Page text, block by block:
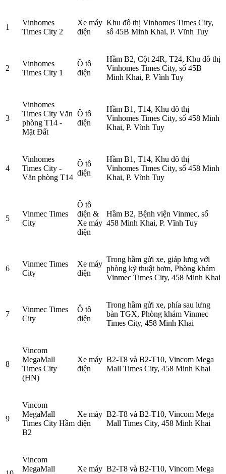
1
Vinhomes
Times City 2
Xe máy
điện
Khu đô thị Vinhomes Times City,
số 45B Minh Khai, P. Vĩnh Tuy
2
Vinhomes
Times City 1
Ô tô
điện
Hầm B2, Cột 24R, T24, Khu đô thị
Vinhomes Times City, số 45B
Minh Khai, P. Vĩnh Tuy
3
Vinhomes
Times City Văn
phòng T14 -
Mặt Đất
Ô tô
điện
Hầm B1, T14, Khu đô thị
Vinhomes Times City, số 458 Minh
Khai, P. Vĩnh Tuy
4
Vinhomes
Times City -
Văn phòng T14
Ô tô
điện
Hầm B1, T14, Khu đô thị
Vinhomes Times City, số 458 Minh
Khai, P. Vĩnh Tuy
5
Vinmec Times
City
Ô tô
điện &
Xe máy
điện
Hầm B2, Bệnh viện Vinmec, số
458 Minh Khai, P. Vĩnh Tuy
6
Vinmec Times
City
Xe máy
điện
Trong hầm gửi xe, giáp lưng với
phòng kỹ thuật bơm, Phòng khám
Vinmec Times City, 458 Minh Khai
7
Vinmec Times
City
Ô tô
điện
Trong hầm gửi xe, phía sau lưng
bàn TGX, Phòng khám Vinmec
Times City, 458 Minh Khai
8
Vincom
MegaMall
Times City
(HN)
Xe máy
điện
B2-T8 và B2-T10, Vincom Mega
Mall Times City, 458 Minh Khai
9
Vincom
MegaMall
Times City Hầm
B2
Xe máy
điện
B2-T8 và B2-T10, Vincom Mega
Mall Times City, 458 Minh Khai
Vincom
MegaMall
Xe máy B2-T8 và B2-T10, Vincom Mega